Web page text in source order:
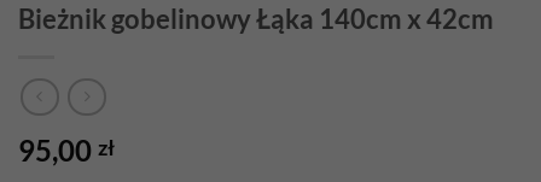
Bieżnik gobelinowy Łąka 140cm x 42cm
95,00 zł